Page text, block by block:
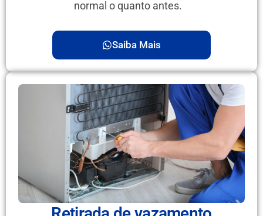
normal o quanto antes.
Saiba Mais